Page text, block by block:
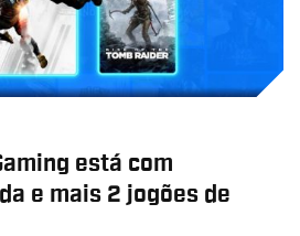
está com
e mais 2 jogões de